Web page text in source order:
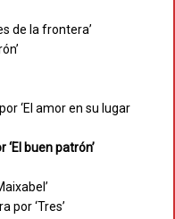
de la frontera’
‘El amor en su lugar
buen patrón’
por ‘Tres’